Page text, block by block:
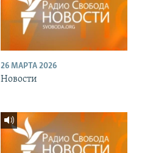
26 МАРТА 2026
Новости